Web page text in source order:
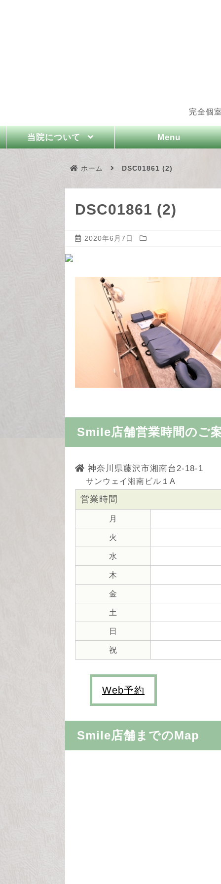
完全個
当院について Menu
ホーム DSC01861 (2)
DSC01861 (2)
2020年6月7日
Smile店舗営業時間のご
神奈川県藤沢市湘南台2-18-1
サンウェイ湘南ビル１A
営業時間
月
火
水
木
金
土
日
祝
Web予約
Smile店舗までのMap